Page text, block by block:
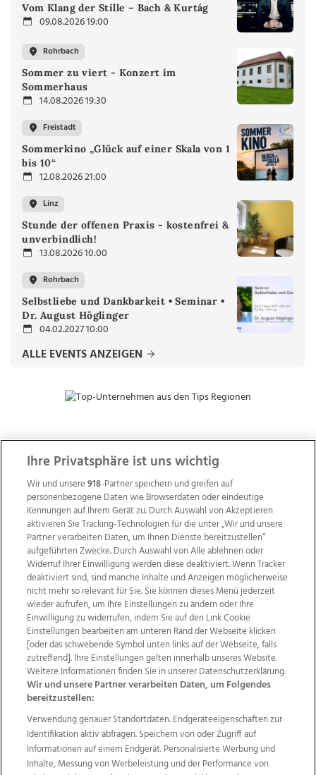
Vom Klang der Stille – Bach & Kurtág
09.08.2026 19:00
Rohrbach
Sommer zu viert - Konzert im
Sommerhaus
14.08.2026 19:30
Freistadt
Sommerkino „Glück auf einer Skala von 1
bis 10“
12.08.2026 21:00
Linz
Stunde der offenen Praxis - kostenfrei &
unverbindlich!
13.08.2026 10:00
Rohrbach
Selbstliebe und Dankbarkeit • Seminar •
Dr. August Höglinger
04.02.2027 10:00
ALLE EVENTS ANZEIGEN
ZUR NACHRICHTENÜBERSICHT
Wir über uns Mediadaten Kontakt
Jobs
Datenschutz
Impressum
AGB Anzeigekunden
AGB Website
Ehrenkodex Politische Werbung
Weitere Angebote des Medienhauses Wimmer
TV1 di-mog-i.at OÖNow
Ischler Woche
Life Radio
OÖNachrichten
OÖN Immobilien
Ihre Privatsphäre ist uns wichtig
Wir und unsere918-Partner speichern und greifen auf
personenbezogene Daten wie Browserdaten oder eindeutige
Kennungen auf Ihrem Gerät zu. Durch Auswahl von Akzeptieren
aktivieren Sie Tracking-Technologien für die unter „Wir und unsere
Partner verarbeiten Daten, um Ihnen Dienste bereitzustellen“
aufgeführten Zwecke. Durch Auswahl von Alle ablehnen oder
Widerruf Ihrer Einwilligung werden diese deaktiviert. Wenn Tracker
deaktiviert sind, sind manche Inhalte und Anzeigen möglicherweise
nicht mehr so relevant für Sie. Sie können dieses Menü jederzeit
wieder aufrufen, um Ihre Einstellungen zu ändern oder Ihre
Einwilligung zu widerrufen, indem Sie auf den Link Cookie
Einstellungen bearbeiten am unteren Rand der Webseite klicken
[oder das schwebende Symbol unten links auf der Webseite, falls
zutreffend]. Ihre Einstellungen gelten innerhalb unseres Website.
Weitere Informationen finden Sie in unserer Datenschutzerklärung.
Wir und unsere Partner verarbeiten Daten, um Folgendes
bereitzustellen:
Verwendung genauer Standortdaten. Endgeräteeigenschaften zur
Identifikation aktiv abfragen. Speichern von oder Zugriff auf
Informationen auf einem Endgerät. Personalisierte Werbung und
Inhalte, Messung von Werbeleistung und der Performance von